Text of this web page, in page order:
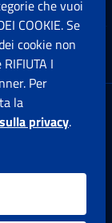
21
che vuoi
COOKIE. Se
cookie non
I
Per
la
privacy.